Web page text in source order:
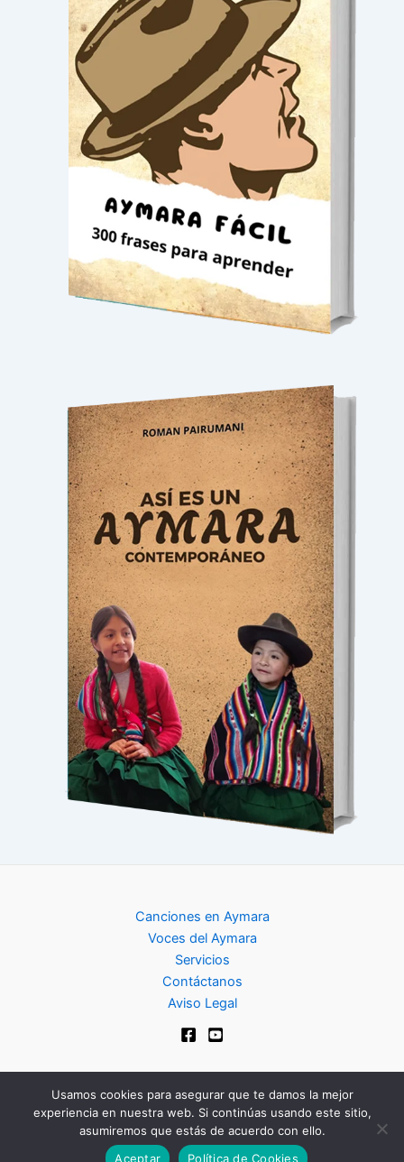
Canciones en Aymara
Voces del Aymara
Servicios
Contáctanos
Aviso Legal
Copyright © 2024 | Club de Aymara
Usamos cookies para asegurar que te damos la mejor
experiencia en nuestra web. Si continúas usando este sitio,
asumiremos que estás de acuerdo con ello.
Aceptar
Política de Cookies